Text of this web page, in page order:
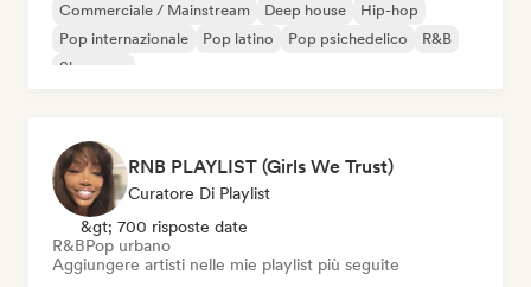
Commerciale / Mainstream Deep house
Hip-hop
Pop internazionale
Pop latino Pop psichedelico
R&B
Shoegaze
RNB PLAYLIST (Girls We Trust)
Curatore Di Playlist
&gt; 700 risposte date
R&BPop urbano
Aggiungere artisti nelle mie playlist più seguite